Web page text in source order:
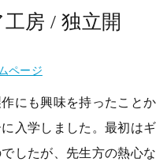
房 / 独立開
ページ
にも興味を持ったことか
入学しました。最初はギ
したが、先生方の熱心な